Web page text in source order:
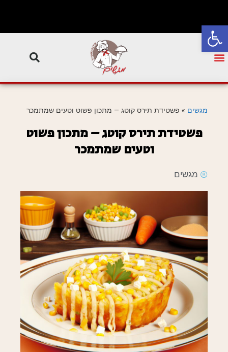
פתח סרגל נגישות
מגשים » פשטידת תירס קוטג – מתכון פשוט וטעים שמתמכר
פשטידת תירס קוטג – מתכון פשוט
וטעים שמתמכר
מגשים